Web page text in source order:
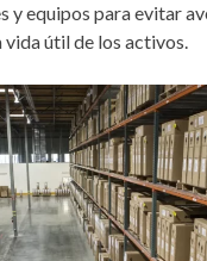
y equipos para evitar
útil de los activos.